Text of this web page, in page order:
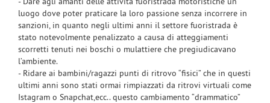
luogo dove poter praticare la loro passione senza incorrere in
sanzioni, in quanto negli ultimi anni il settore fuoristrada è
stato notevolmente penalizzato a causa di atteggiamenti
scorretti tenuti nei boschi o mulattiere che pregiudicavano
l’ambiente.
- Ridare ai bambini/ragazzi punti di ritrovo “fisici” che in questi
ultimi anni sono stati ormai rimpiazzati da ritrovi virtuali come
Istagram o Snapchat,ecc.. questo cambiamento “drammatico”